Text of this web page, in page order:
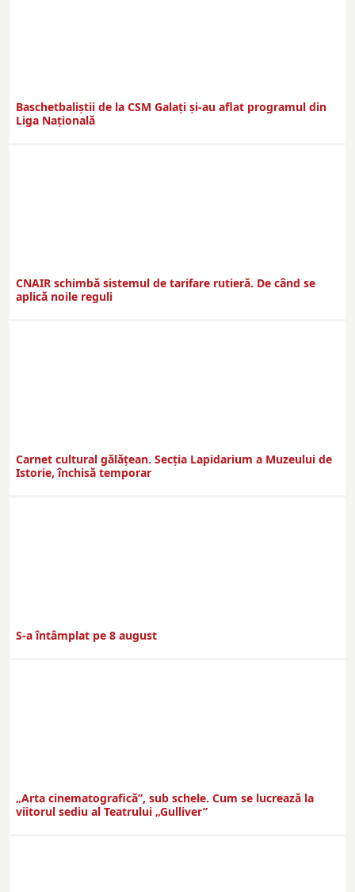
Baschetbaliștii de la CSM Galați și-au aflat programul din
Liga Națională
CNAIR schimbă sistemul de tarifare rutieră. De când se
aplică noile reguli
Carnet cultural gălăţean. Secţia Lapidarium a Muzeului de
Istorie, închisă temporar
S-a întâmplat pe 8 august
„Arta cinematografică”, sub schele. Cum se lucrează la
viitorul sediu al Teatrului „Gulliver”